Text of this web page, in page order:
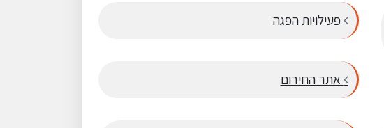
פעילויות הפגה
אתר החירום